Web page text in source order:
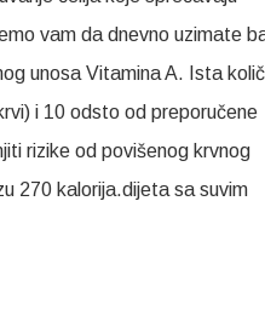
vam da dnevno uzimate
unosa Vitamina A. Ista
i 10 odsto od preporučene
rizike od povišenog krvnog
270 kalorija.dijeta sa suvim